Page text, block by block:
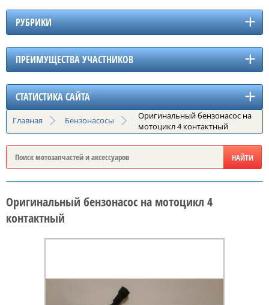
РУБРИКИ
ПРЕИМУЩЕСТВА УЧАСТНИКОВ
СТАТИСТИКА САЙТА
Главная Бензонасосы
Оригинальный бензонасос на
мотоцикл 4 контактный
Оригинальный бензонасос на мотоцикл 4
контактный